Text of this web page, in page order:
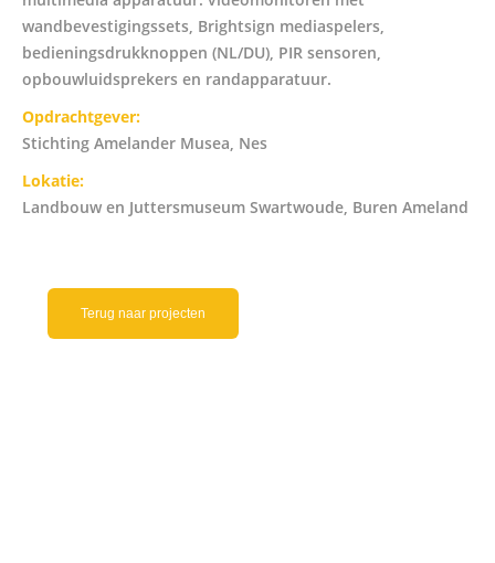
wandbevestigingssets, Brightsign mediaspelers,
bedieningsdrukknoppen (NL/DU), PIR sensoren,
opbouwluidsprekers en randapparatuur.
Opdrachtgever:
Stichting Amelander Musea, Nes
Lokatie:
Landbouw en Juttersmuseum Swartwoude, Buren Ameland
Terug naar projecten